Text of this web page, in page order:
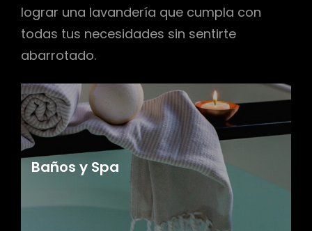
lograr una lavandería que cumpla con
todas tus necesidades sin sentirte
abarrotado.
Baños y Spa